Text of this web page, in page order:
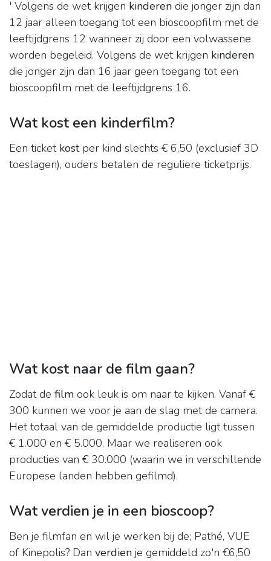
' Volgens de wet krijgen kinderen die jonger zijn dan
12 jaar alleen toegang tot een bioscoopfilm met de
leeftijdgrens 12 wanneer zij door een volwassene
worden begeleid. Volgens de wet krijgen kinderen
die jonger zijn dan 16 jaar geen toegang tot een
bioscoopfilm met de leeftijdgrens 16.
Wat kost een kinderfilm?
Een ticket kostper kind slechts € 6,50 (exclusief 3D
toeslagen), ouders betalen de reguliere ticketprijs.
Wat kost naar de film gaan?
Zodat de film ook leuk is om naar te kijken. Vanaf €
300 kunnen we voor je aan de slag met de camera.
Het totaal van de gemiddelde productie ligt tussen
€ 1.000 en € 5.000. Maar we realiseren ook
producties van € 30.000 (waarin we in verschillende
Europese landen hebben gefilmd).
Wat verdien je in een bioscoop?
Ben je filmfan en wil je werken bij de; Pathé, VUE
of Kinepolis? Dan verdien je gemiddeld zo'n €6,50